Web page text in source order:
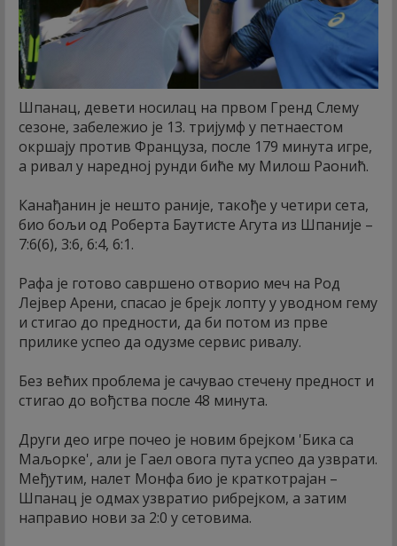
Шпанац, девети носилац на првом Гренд Слему
сезоне, забележио је 13. тријумф у петнаестом
окршају против Француза, после 179 минута игре,
а ривал у наредној рунди биће му Милош Раонић.
Канађанин је нешто раније, такође у четири сета,
био бољи од Роберта Баутисте Агута из Шпаније –
7:6(6), 3:6, 6:4, 6:1.
Рафа је готово савршено отворио меч на Род
Лејвер Арени, спасао је брејк лопту у уводном гему
и стигао до предности, да би потом из прве
прилике успео да одузме сервис ривалу.
Без већих проблема је сачувао стечену предност и
стигао до вођства после 48 минута.
Други део игре почео је новим брејком 'Бика са
Маљорке', али је Гаел овога пута успео да узврати.
Међутим, налет Монфа био је краткотрајан –
Шпанац је одмах узвратио рибрејком, а затим
направио нови за 2:0 у сетовима.